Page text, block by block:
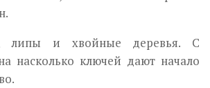
липы и хвойные деревья. С
насколько ключей дают начало